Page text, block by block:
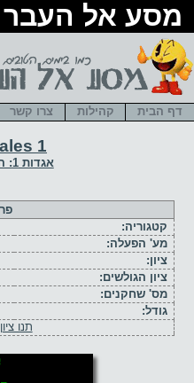
1
אגדות 1: הבנת הנקרא
קטגוריה:
מע' הפעלה:
ציון:
ציון הגולשים:
מס' שחקנים:
גודל:
תנו
אל העבר
דף הבית קהילות צרו קשר